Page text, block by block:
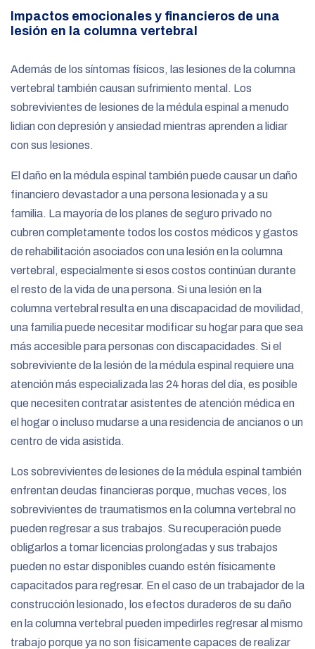
Impactos emocionales y financieros de una
lesión en la columna vertebral
Además de los síntomas físicos, las lesiones de la columna
vertebral también causan sufrimiento mental. Los
sobrevivientes de lesiones de la médula espinal a menudo
lidian con depresión y ansiedad mientras aprenden a lidiar
con sus lesiones.
El daño en la médula espinal también puede causar un daño
financiero devastador a una persona lesionada y a su
familia. La mayoría de los planes de seguro privado no
cubren completamente todos los costos médicos y gastos
de rehabilitación asociados con una lesión en la columna
vertebral, especialmente si esos costos continúan durante
el resto de la vida de una persona. Si una lesión en la
columna vertebral resulta en una discapacidad de movilidad,
una familia puede necesitar modificar su hogar para que sea
más accesible para personas con discapacidades. Si el
sobreviviente de la lesión de la médula espinal requiere una
atención más especializada las 24 horas del día, es posible
que necesiten contratar asistentes de atención médica en
el hogar o incluso mudarse a una residencia de ancianos o un
centro de vida asistida.
Los sobrevivientes de lesiones de la médula espinal también
enfrentan deudas financieras porque, muchas veces, los
sobrevivientes de traumatismos en la columna vertebral no
pueden regresar a sus trabajos. Su recuperación puede
obligarlos a tomar licencias prolongadas y sus trabajos
pueden no estar disponibles cuando estén físicamente
capacitados para regresar. En el caso de un trabajador de la
construcción lesionado, los efectos duraderos de su daño
en la columna vertebral pueden impedirles regresar al mismo
trabajo porque ya no son físicamente capaces de realizar